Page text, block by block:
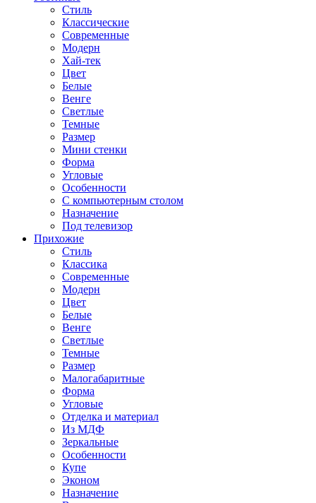
Стиль
Классические
Современные
Модерн
Хай-тек
Цвет
Белые
Венге
Светлые
Темные
Размер
Мини стенки
Форма
Угловые
Особенности
С компьютерным столом
Назначение
Под телевизор
Прихожие
Стиль
Классика
Современные
Модерн
Цвет
Белые
Венге
Светлые
Темные
Размер
Малогабаритные
Форма
Угловые
Отделка и материал
Из МДФ
Зеркальные
Особенности
Купе
Эконом
Назначение